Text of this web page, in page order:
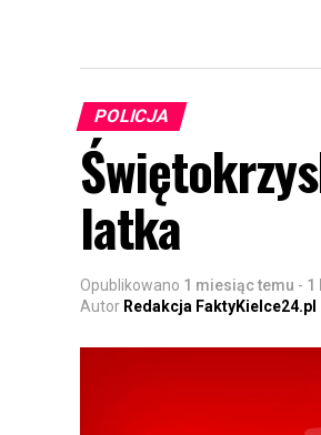
POLICJA
latka
Opublikowano 1 miesiąc temu - 1
Autor Redakcja FaktyKielce24.pl